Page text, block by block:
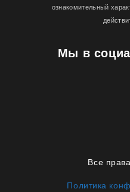
Мы в
ознакомительный
Все
Политика